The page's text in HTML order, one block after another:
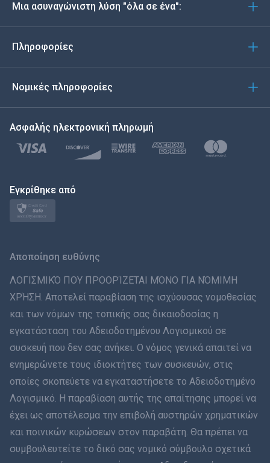
Italiano
Türkçe
Polski
日本
ภาษาไทย
Dansk
हिंदी
עברית
Română
Μια ασυναγώνιστη λύση "όλα σε ένα":
Πληροφορίες
Νομικές πληροφορίες
Ασφαλής ηλεκτρονική πληρωμή
Εγκρίθηκε από
Αποποίηση ευθύνης
ΛΟΓΙΣΜΙΚΌ ΠΟΥ ΠΡΟΟΡΊΖΕΤΑΙ ΜΌΝΟ ΓΙΑ ΝΌΜΙΜΗ
ΧΡΉΣΗ. Αποτελεί παραβίαση της ισχύουσας νομοθεσίας
και των νόμων της τοπικής σας δικαιοδοσίας η
εγκατάσταση του Αδειοδοτημένου Λογισμικού σε
συσκευή που δεν σας ανήκει. Ο νόμος γενικά απαιτεί να
ενημερώνετε τους ιδιοκτήτες των συσκευών, στις
οποίες σκοπεύετε να εγκαταστήσετε το Αδειοδοτημένο
Λογισμικό. Η παραβίαση αυτής της απαίτησης μπορεί να
έχει ως αποτέλεσμα την επιβολή αυστηρών χρηματικών
και ποινικών κυρώσεων στον παραβάτη. Θα πρέπει να
συμβουλευτείτε το δικό σας νομικό σύμβουλο σχετικά